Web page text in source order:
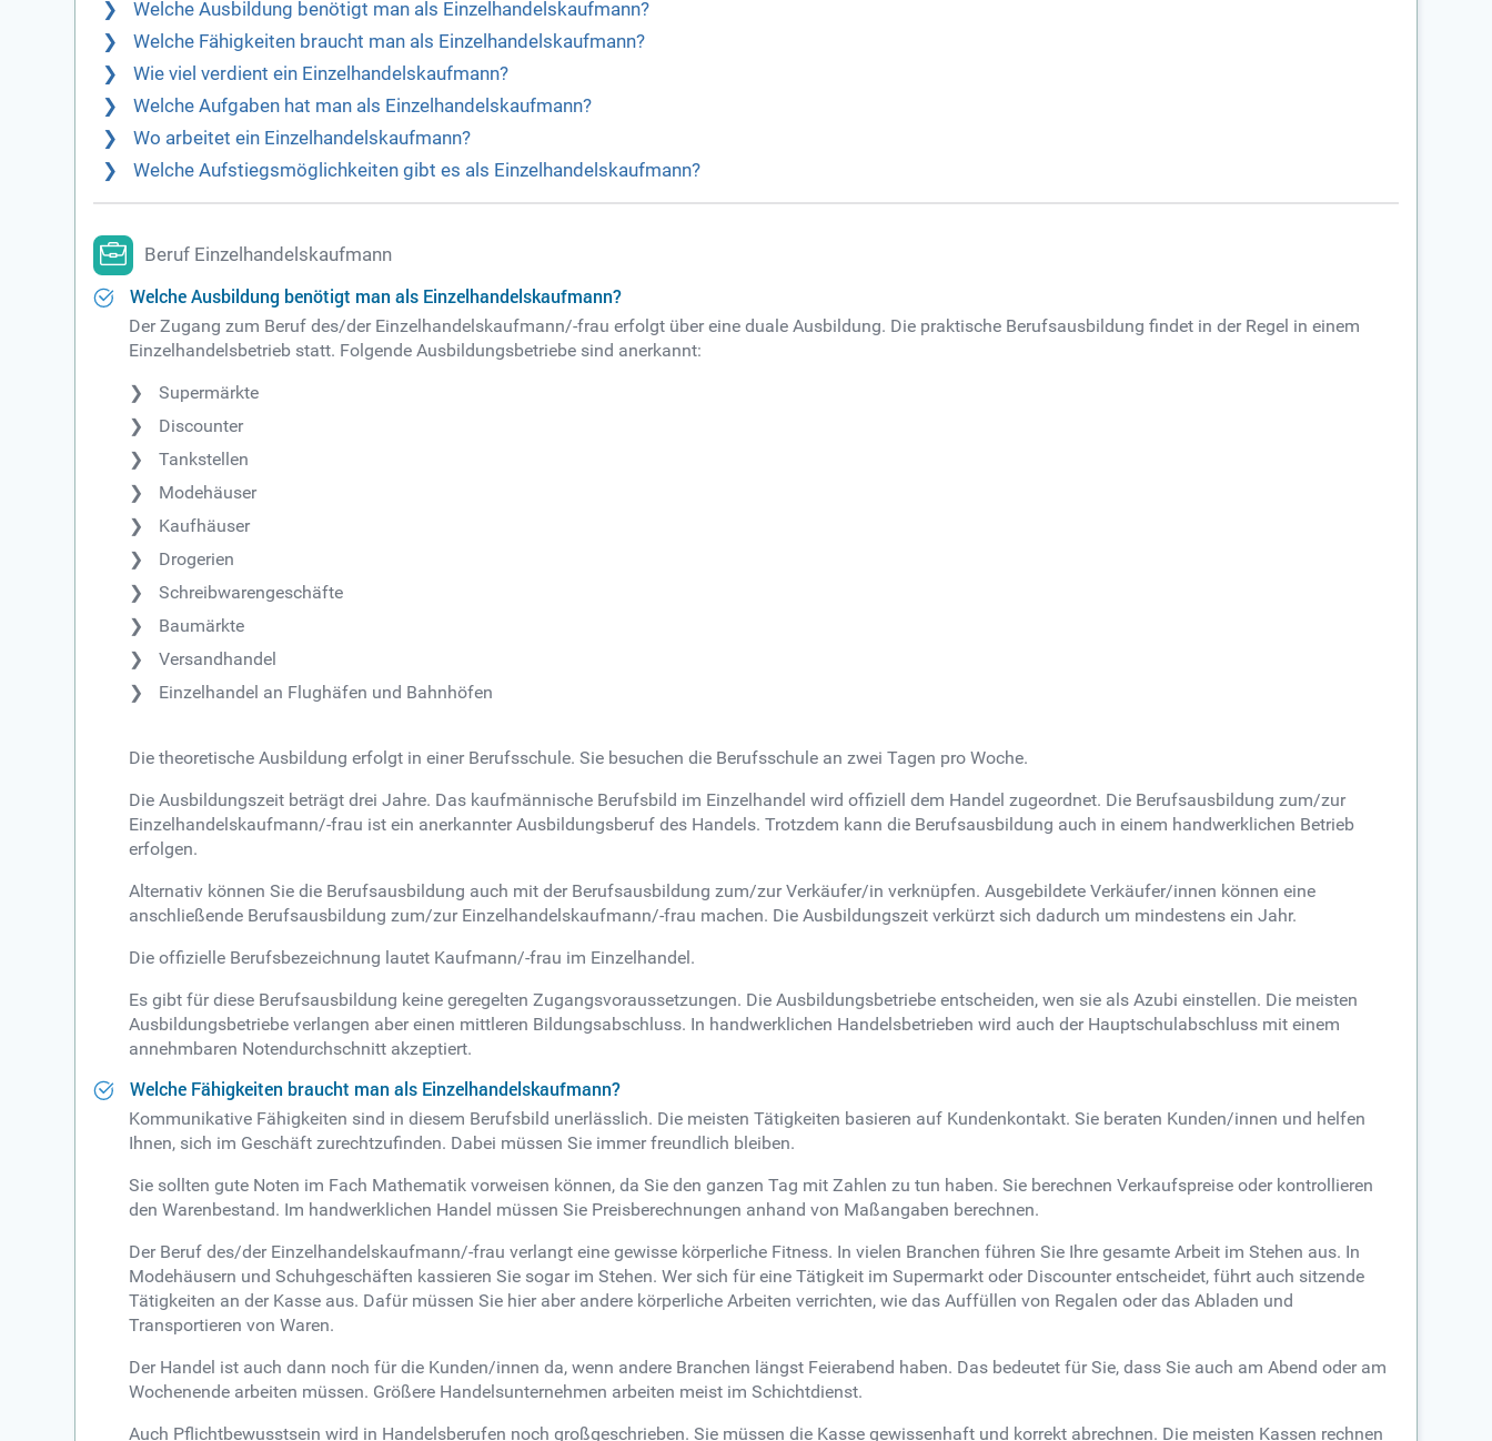
Welche Ausbildung benötigt man als Einzelhandelskaufmann?
Welche Fähigkeiten braucht man als Einzelhandelskaufmann?
Wie viel verdient ein Einzelhandelskaufmann?
Welche Aufgaben hat man als Einzelhandelskaufmann?
Wo arbeitet ein Einzelhandelskaufmann?
Welche Aufstiegsmöglichkeiten gibt es als Einzelhandelskaufmann?
Beruf Einzelhandelskaufmann
Welche Ausbildung benötigt man als Einzelhandelskaufmann?
Der Zugang zum Beruf des/der Einzelhandelskaufmann/-frau erfolgt über eine duale Ausbildung. Die praktische Berufsausbildung findet in der Regel in einem
Einzelhandelsbetrieb statt. Folgende Ausbildungsbetriebe sind anerkannt:
Supermärkte
Discounter
Tankstellen
Modehäuser
Kaufhäuser
Drogerien
Schreibwarengeschäfte
Baumärkte
Versandhandel
Einzelhandel an Flughäfen und Bahnhöfen
Die theoretische Ausbildung erfolgt in einer Berufsschule. Sie besuchen die Berufsschule an zwei Tagen pro Woche.
Die Ausbildungszeit beträgt drei Jahre. Das kaufmännische Berufsbild im Einzelhandel wird offiziell dem Handel zugeordnet. Die Berufsausbildung zum/zur
Einzelhandelskaufmann/-frau ist ein anerkannter Ausbildungsberuf des Handels. Trotzdem kann die Berufsausbildung auch in einem handwerklichen Betrieb
erfolgen.
Alternativ können Sie die Berufsausbildung auch mit der Berufsausbildung zum/zur Verkäufer/in verknüpfen. Ausgebildete Verkäufer/innen können eine
anschließende Berufsausbildung zum/zur Einzelhandelskaufmann/-frau machen. Die Ausbildungszeit verkürzt sich dadurch um mindestens ein Jahr.
Die offizielle Berufsbezeichnung lautet Kaufmann/-frau im Einzelhandel.
Es gibt für diese Berufsausbildung keine geregelten Zugangsvoraussetzungen. Die Ausbildungsbetriebe entscheiden, wen sie als Azubi einstellen. Die meisten
Ausbildungsbetriebe verlangen aber einen mittleren Bildungsabschluss. In handwerklichen Handelsbetrieben wird auch der Hauptschulabschluss mit einem
annehmbaren Notendurchschnitt akzeptiert.
Welche Fähigkeiten braucht man als Einzelhandelskaufmann?
Kommunikative Fähigkeiten sind in diesem Berufsbild unerlässlich. Die meisten Tätigkeiten basieren auf Kundenkontakt. Sie beraten Kunden/innen und helfen
Ihnen, sich im Geschäft zurechtzufinden. Dabei müssen Sie immer freundlich bleiben.
Sie sollten gute Noten im Fach Mathematik vorweisen können, da Sie den ganzen Tag mit Zahlen zu tun haben. Sie berechnen Verkaufspreise oder kontrollieren
den Warenbestand. Im handwerklichen Handel müssen Sie Preisberechnungen anhand von Maßangaben berechnen.
Der Beruf des/der Einzelhandelskaufmann/-frau verlangt eine gewisse körperliche Fitness. In vielen Branchen führen Sie Ihre gesamte Arbeit im Stehen aus. In
Modehäusern und Schuhgeschäften kassieren Sie sogar im Stehen. Wer sich für eine Tätigkeit im Supermarkt oder Discounter entscheidet, führt auch sitzende
Tätigkeiten an der Kasse aus. Dafür müssen Sie hier aber andere körperliche Arbeiten verrichten, wie das Auffüllen von Regalen oder das Abladen und
Transportieren von Waren.
Der Handel ist auch dann noch für die Kunden/innen da, wenn andere Branchen längst Feierabend haben. Das bedeutet für Sie, dass Sie auch am Abend oder am
Wochenende arbeiten müssen. Größere Handelsunternehmen arbeiten meist im Schichtdienst.
Auch Pflichtbewusstsein wird in Handelsberufen noch großgeschrieben. Sie müssen die Kasse gewissenhaft und korrekt abrechnen. Die meisten Kassen rechnen